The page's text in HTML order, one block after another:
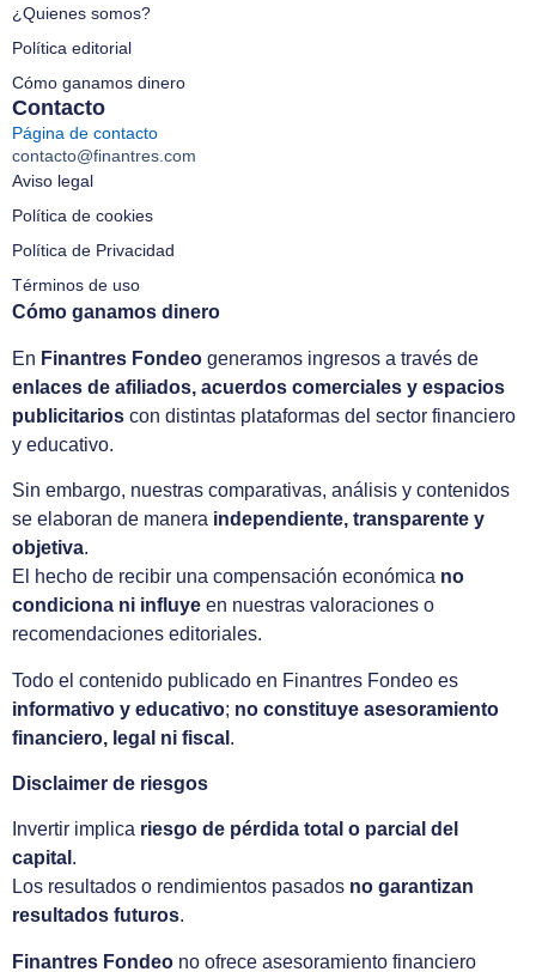
¿Quienes somos?
Política editorial
Cómo ganamos dinero
Contacto
Página de contacto
contacto@finantres.com
Aviso legal
Política de cookies
Política de Privacidad
Términos de uso
Cómo ganamos dinero
En Finantres Fondeo generamos ingresos a través de
enlaces de afiliados, acuerdos comerciales y espacios
publicitarios con distintas plataformas del sector financiero
y educativo.
Sin embargo, nuestras comparativas, análisis y contenidos
se elaboran de manera independiente, transparente y
objetiva.
El hecho de recibir una compensación económica no
condiciona ni influye en nuestras valoraciones o
recomendaciones editoriales.
Todo el contenido publicado en Finantres Fondeo es
informativo y educativo; no constituye asesoramiento
financiero, legal ni fiscal .
Disclaimer de riesgos
Invertir implica riesgo de pérdida total o parcial del
capital .
Los resultados o rendimientos pasados no garantizan
resultados futuros.
Finantres Fondeo no ofrece asesoramiento financiero